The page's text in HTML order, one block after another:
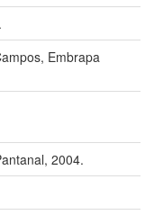
Embrapa
2004.